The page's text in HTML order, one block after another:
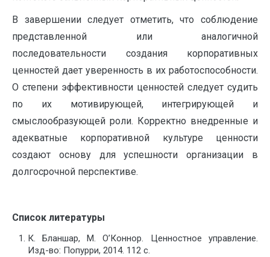
В завершении следует отметить, что соблюдение
представленной или аналогичной
последовательности создания корпоративных
ценностей дает уверенность в их работоспособности.
О степени эффективности ценностей следует судить
по их мотивирующей, интегрирующей и
смыслообразующей роли. Корректно внедренные и
адекватные корпоративной культуре ценности
создают основу для успешности организации в
долгосрочной перспективе.
Список литературы
К. Бланшар, М. О’Коннор. Ценностное управление.
Изд-во: Попурри, 2014. 112 с.